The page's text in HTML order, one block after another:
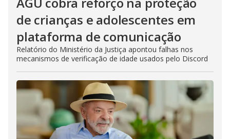
de crianças e adolescentes em
plataforma de comunicação
Relatório do Ministério da Justiça apontou falhas nos
mecanismos de verificação de idade usados pelo Discord